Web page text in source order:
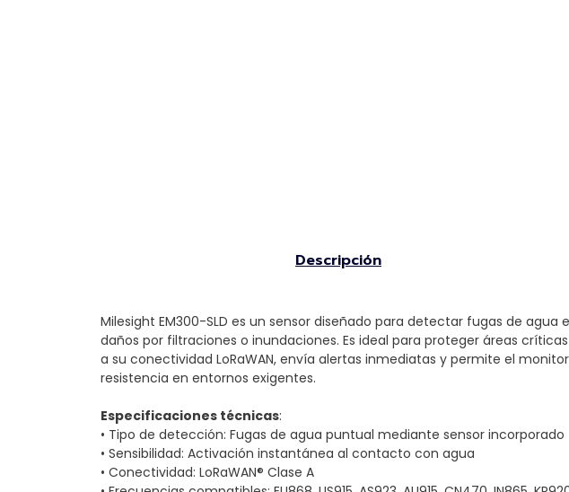
Descripción
Milesight EM300-SLD es un sensor diseñado para detectar fugas de
daños por filtraciones o inundaciones. Es ideal para proteger áreas
a su conectividad LoRaWAN, envía alertas inmediatas y permite el
resistencia en entornos exigentes.
Especificaciones técnicas:
• Tipo de detección: Fugas de agua puntual mediante sensor incorporado
• Sensibilidad: Activación instantánea al contacto con agua
• Conectividad: LoRaWAN® Clase A